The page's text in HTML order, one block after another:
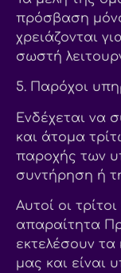
πρόσβαση
χρειάζονται
σωστή
5. Παρόχοι
Ενδέχεται να
και άτομα
παροχής των
συντήρηση ή
Αυτοί οι
απαραίτητα
εκτελέσουν
μας και είναι